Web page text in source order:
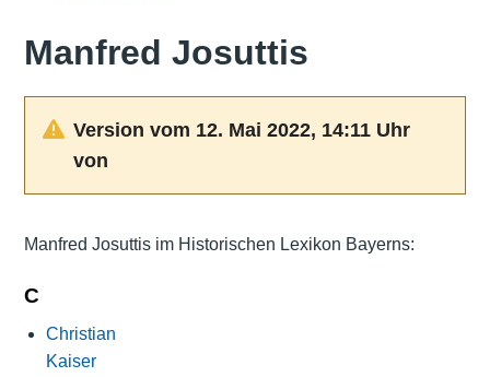
Manfred Josuttis
Version vom 12. Mai 2022, 14:11 Uhr
von
Manfred Josuttis im Historischen Lexikon Bayerns:
C
Christian
Kaiser